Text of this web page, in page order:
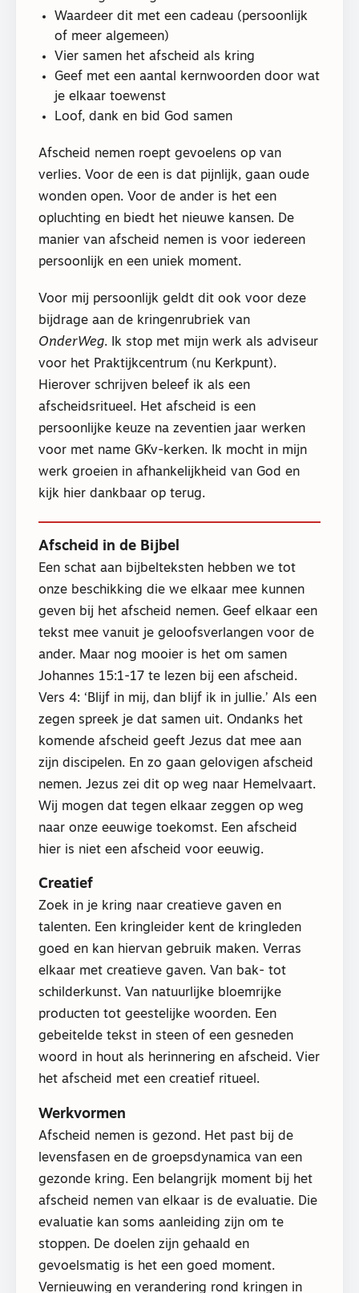
Waardeer dit met een cadeau (persoonlijk
of meer algemeen)
Vier samen het afscheid als kring
Geef met een aantal kernwoorden door wat
je elkaar toewenst
Loof, dank en bid God samen
Afscheid nemen roept gevoelens op van
verlies. Voor de een is dat pijnlijk, gaan oude
wonden open. Voor de ander is het een
opluchting en biedt het nieuwe kansen. De
manier van afscheid nemen is voor iedereen
persoonlijk en een uniek moment.
Voor mij persoonlijk geldt dit ook voor deze
bijdrage aan de kringenrubriek van
OnderWeg. Ik stop met mijn werk als adviseur
voor het Praktijkcentrum (nu Kerkpunt).
Hierover schrijven beleef ik als een
afscheidsritueel. Het afscheid is een
persoonlijke keuze na zeventien jaar werken
voor met name GKv-kerken. Ik mocht in mijn
werk groeien in afhankelijkheid van God en
kijk hier dankbaar op terug.
Afscheid in de Bijbel
Een schat aan bijbelteksten hebben we tot
onze beschikking die we elkaar mee kunnen
geven bij het afscheid nemen. Geef elkaar een
tekst mee vanuit je geloofsverlangen voor de
ander. Maar nog mooier is het om samen
Johannes 15:1-17 te lezen bij een afscheid.
Vers 4: ‘Blijf in mij, dan blijf ik in jullie.’ Als een
zegen spreek je dat samen uit. Ondanks het
komende afscheid geeft Jezus dat mee aan
zijn discipelen. En zo gaan gelovigen afscheid
nemen. Jezus zei dit op weg naar Hemelvaart.
Wij mogen dat tegen elkaar zeggen op weg
naar onze eeuwige toekomst. Een afscheid
hier is niet een afscheid voor eeuwig.
Creatief
Zoek in je kring naar creatieve gaven en
talenten. Een kringleider kent de kringleden
goed en kan hiervan gebruik maken. Verras
elkaar met creatieve gaven. Van bak- tot
schilderkunst. Van natuurlijke bloemrijke
producten tot geestelijke woorden. Een
gebeitelde tekst in steen of een gesneden
woord in hout als herinnering en afscheid. Vier
het afscheid met een creatief ritueel.
Werkvormen
Afscheid nemen is gezond. Het past bij de
levensfasen en de groepsdynamica van een
gezonde kring. Een belangrijk moment bij het
afscheid nemen van elkaar is de evaluatie. Die
evaluatie kan soms aanleiding zijn om te
stoppen. De doelen zijn gehaald en
gevoelsmatig is het een goed moment.
Vernieuwing en verandering rond kringen in